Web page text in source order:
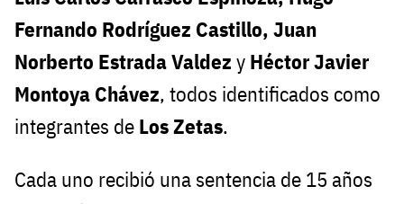
Fernando Rodríguez Castillo, Juan
Norberto Estrada Valdez y Héctor Javier
Montoya Chávez, todos identificados como
integrantes de Los Zetas.
Cada uno recibió una sentencia de 15 años